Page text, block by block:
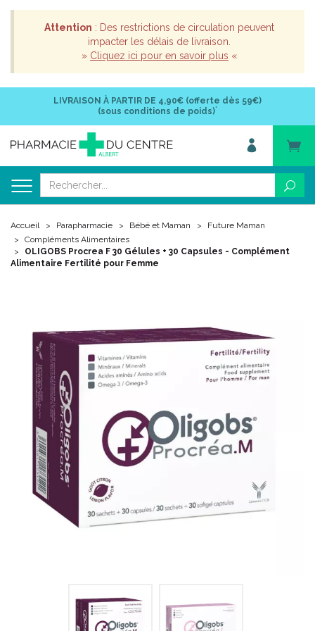
Attention : Des restrictions de circulation peuvent
impacter les délais de livraison.
» Cliquez ici pour en savoir plus «
LIVRAISON À PARTIR DE 4,90€ (offerte dès 59€)
(sous conditions de poids)*
Accueil Parapharmacie Bébé et Maman
Future Maman
Compléments Alimentaires
OLIGOBS Procrea F 30 Gélules + 30 Capsules - Complément
Alimentaire Fertilité pour Femme